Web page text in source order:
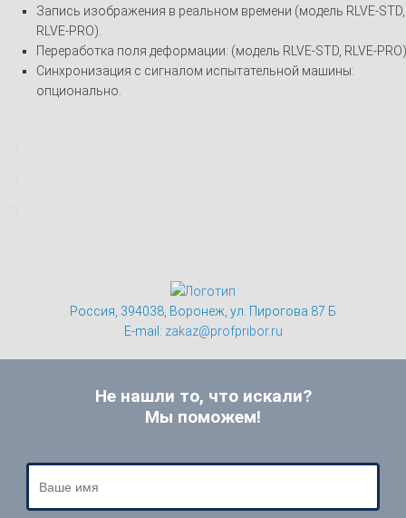
Запись изображения в реальном времени (модель RLVE-STD,
RLVE-PRO).
Переработка поля деформации: (модель RLVE-STD, RLVE-
Синхронизация с сигналом испытательной машины:
опционально.
Россия, 394038, Воронеж, ул. Пирогова 87 Б
E-mail: zakaz@profpribor.ru
Не нашли то, что искали?
Мы поможем!